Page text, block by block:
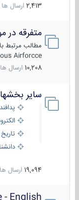
2,413 ارسال ها
متفرقه در
مطالب مرتبط
Airforcce
10,208 ارسال ها
سایر
19,094 ارسال ها